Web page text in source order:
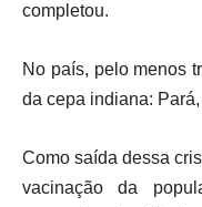
completou.
No país, pelo menos
da cepa indiana:
Como saída dessa
vacinação da